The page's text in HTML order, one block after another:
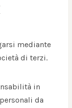
mediante
di terzi.
in
da